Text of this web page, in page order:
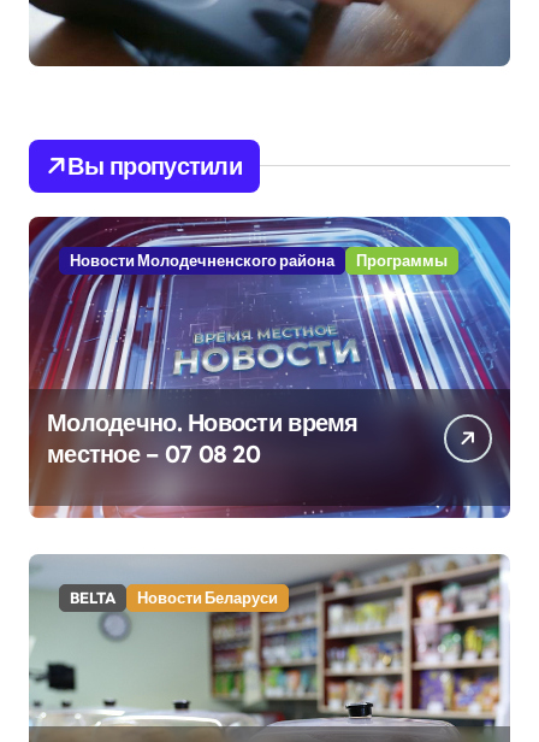
Вы пропустили
Новости Молодечненского района Программы
Молодечно. Новости время
местное – 07 08 20
BELTA Новости Беларуси